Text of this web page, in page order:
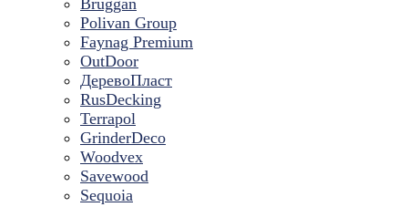
Bruggan
Polivan Group
Faynag Premium
OutDoor
ДеревоПласт
RusDecking
Terrapol
GrinderDeco
Woodvex
Savewood
Sequoia